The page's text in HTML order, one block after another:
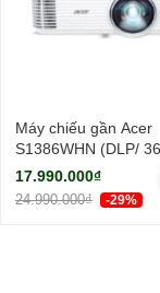
Máy chiếu gần Acer
S1386WHN (DLP/
Ansi Lumens/
17.990.000₫
24.990.000₫ -29%